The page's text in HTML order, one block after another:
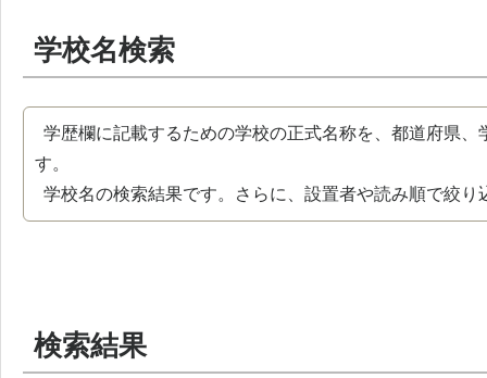
学校名検索
学歴欄に記載するための学校の正式名称を、都道府県
す。
学校名の検索結果です。さらに、設置者や読み順で絞り
検索結果